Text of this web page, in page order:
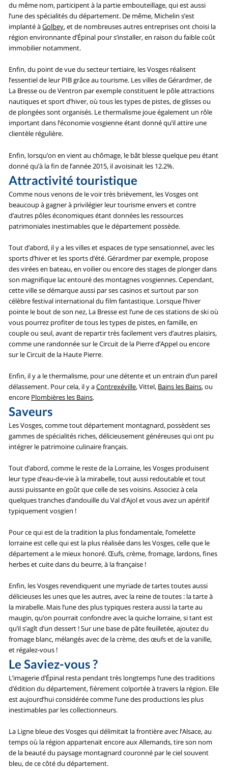
du même nom, participent à la partie embouteillage, qui est aussi
l’une des spécialités du département. De même, Michelin s’est
implanté àGolbey, et de nombreuses autres entreprises ont choisi la
région environnante d’Épinal pour s’installer, en raison du faible coût
immobilier notamment.
Enfin, du point de vue du secteur tertiaire, les Vosges réalisent
l’essentiel de leur PIB grâce au tourisme. Les villes de Gérardmer, de
La Bresse ou de Ventron par exemple constituent le pôle attractions
nautiques et sport d’hiver, où tous les types de pistes, de glisses ou
de plongées sont organisés. Le thermalisme joue également un rôle
important dans l’économie vosgienne étant donné qu’il attire une
clientèle régulière.
Enfin, lorsqu’on en vient au chômage, le bât blesse quelque peu étant
donné qu’à la fin de l’année 2015, il avoisinait les 12.2%.
Attractivité touristique
Comme nous venons de le voir très brièvement, les Vosges ont
beaucoup à gagner à privilégier leur tourisme envers et contre
d’autres pôles économiques étant données les ressources
patrimoniales inestimables que le département possède.
Tout d’abord, il y a les villes et espaces de type sensationnel, avec les
sports d’hiver et les sports d’été. Gérardmer par exemple, propose
des virées en bateau, en voilier ou encore des stages de plonger dans
son magnifique lac entouré des montagnes vosgiennes. Cependant,
cette ville se démarque aussi par ses casinos et surtout par son
célèbre festival international du film fantastique. Lorsque l’hiver
pointe le bout de son nez, La Bresse est l’une de ces stations de ski où
vous pourrez profiter de tous les types de pistes, en famille, en
couple ou seul, avant de repartir très facilement vers d’autres plaisirs,
comme une randonnée sur le Circuit de la Pierre d’Appel ou encore
sur le Circuit de la Haute Pierre.
Enfin, il y a le thermalisme, pour une détente et un entrain d’un pareil
délassement. Pour cela, il y aContrexéville, Vittel, Bains les Bains, ou
encore Plombières les Bains.
Saveurs
Les Vosges, comme tout département montagnard, possèdent ses
gammes de spécialités riches, délicieusement généreuses qui ont pu
intégrer le patrimoine culinaire français.
Tout d’abord, comme le reste de la Lorraine, les Vosges produisent
leur type d’eau-de-vie à la mirabelle, tout aussi redoutable et tout
aussi puissante en goût que celle de ses voisins. Associez à cela
quelques tranches d’andouille du Val d’Ajol et vous avez un apéritif
typiquement vosgien !
Pour ce qui est de la tradition la plus fondamentale, l’omelette
lorraine est celle qui est la plus réalisée dans les Vosges, celle que le
département a le mieux honoré. Œufs, crème, fromage, lardons, fines
herbes et cuite dans du beurre, à la française !
Enfin, les Vosges revendiquent une myriade de tartes toutes aussi
délicieuses les unes que les autres, avec la reine de toutes : la tarte à
la mirabelle. Mais l’une des plus typiques restera aussi la tarte au
maugin, qu’on pourrait confondre avec la quiche lorraine, si tant est
qu’il s’agît d’un dessert ! Sur une base de pâte feuilletée, ajoutez du
fromage blanc, mélangés avec de la crème, des œufs et de la vanille,
et régalez-vous !
Le Saviez-vous ?
L’imagerie d’Épinal resta pendant très longtemps l’une des traditions
d’édition du département, fièrement colportée à travers la région. Elle
est aujourd’hui considérée comme l’une des productions les plus
inestimables par les collectionneurs.
La Ligne bleue des Vosges qui délimitait la frontière avec l’Alsace, au
temps où la région appartenait encore aux Allemands, tire son nom
de la beauté du paysage montagnard couronné par le ciel souvent
bleu, de ce côté du département.